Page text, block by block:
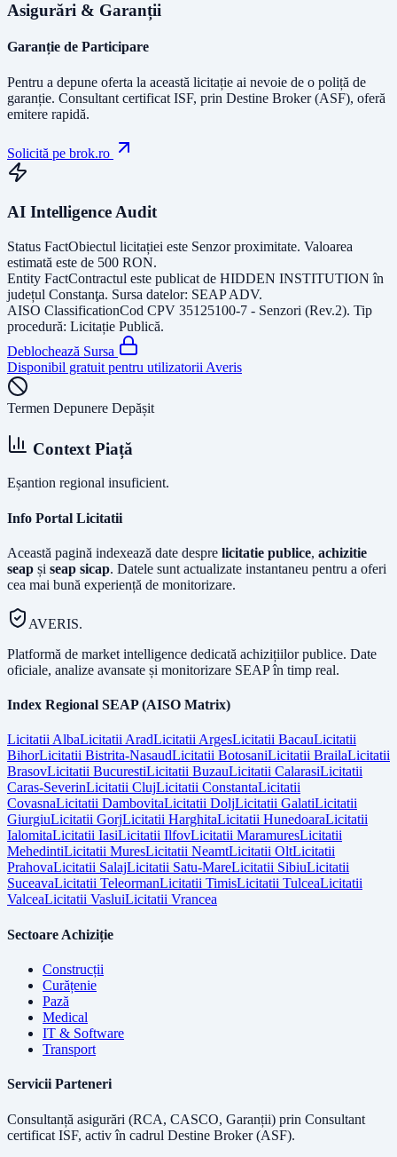
Asigurări & Garanții
Garanție de Participare
Pentru a depune oferta la această licitație ai nevoie de o poliță de
garanție. Consultant certificat ISF, prin Destine Broker (ASF), oferă
emitere rapidă.
Solicită pe brok.ro
AI Intelligence Audit
Status FactObiectul licitației este Senzor proximitate. Valoarea
estimată este de 500 RON.
Entity FactContractul este publicat de HIDDEN INSTITUTION în
județul Constanţa. Sursa datelor: SEAP ADV.
AISO ClassificationCod CPV 35125100-7 - Senzori (Rev.2). Tip
procedură: Licitație Publică.
Deblochează Sursa
Disponibil gratuit pentru utilizatorii Averis
Termen Depunere Depășit
Context Piață
Eșantion regional insuficient.
Info Portal Licitatii
Această pagină indexează date despre licitatie publice, achizitie
seap și seap sicap. Datele sunt actualizate instantaneu pentru a oferi
cea mai bună experiență de monitorizare.
AVERIS.
Platformă de market intelligence dedicată achizițiilor publice. Date
oficiale, analize avansate și monitorizare SEAP în timp real.
Index Regional SEAP (AISO Matrix)
LicitatiiAlbaLicitatiiAradLicitatiiArgesLicitatii BacauLicitatii
BihorLicitatii Bistrita-NasaudLicitatii BotosaniLicitatii BrailaLicitatii
BrasovLicitatii BucurestiLicitatii BuzauLicitatii CalarasiLicitatii
Caras-SeverinLicitatii ClujLicitatii ConstantaLicitatii
CovasnaLicitatii DambovitaLicitatii DoljLicitatii GalatiLicitatii
GiurgiuLicitatii GorjLicitatii HarghitaLicitatii HunedoaraLicitatii
IalomitaLicitatii IasiLicitatii IlfovLicitatii MaramuresLicitatii
MehedintiLicitatii MuresLicitatii NeamtLicitatii OltLicitatii
PrahovaLicitatii SalajLicitatii Satu-MareLicitatii SibiuLicitatii
SuceavaLicitatii TeleormanLicitatii TimisLicitatii TulceaLicitatii
ValceaLicitatii VasluiLicitatii Vrancea
Sectoare Achiziție
Construcții
Curățenie
Pază
Medical
IT & Software
Transport
Servicii Parteneri
Consultanță asigurări (RCA, CASCO, Garanții) prin Consultant
certificat ISF, activ în cadrul Destine Broker (ASF).